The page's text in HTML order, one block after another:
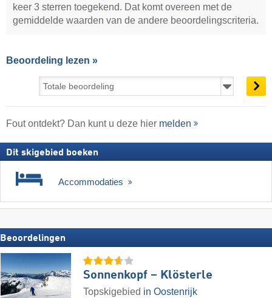
keer 3 sterren toegekend. Dat komt overeen met de
gemiddelde waarden van de andere beoordelingscriteria.
Beoordeling lezen »
Fout ontdekt? Dan kunt u deze hier melden
Dit skigebied boeken
Accommodaties
Beoordelingen
Sonnenkopf – Klösterle
Topskigebied in Oostenrijk